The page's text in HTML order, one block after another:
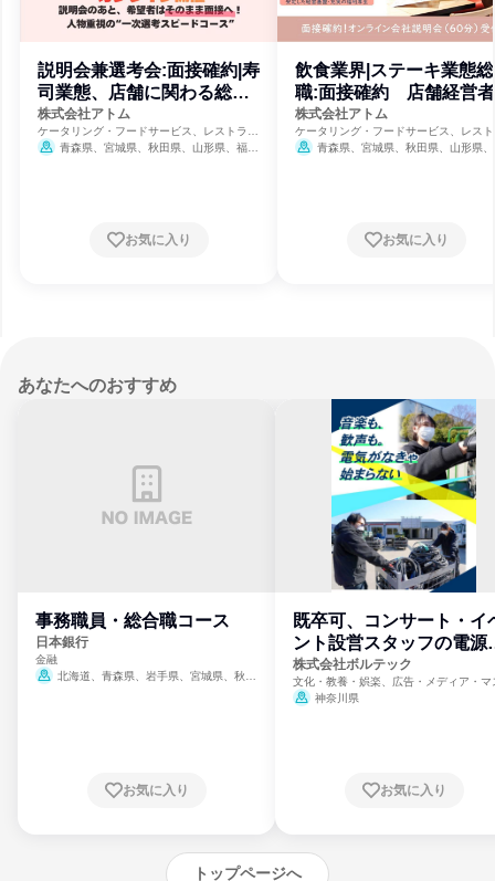
説明会兼選考会:面接確約|寿
司業態、店舗に関わる総合
職 AT
株式会社アトム
ケータリング・フードサービス、レストラ
ン・カフェ、飲食
青森県、宮城県、秋田県、山形県、福島
阪府、兵庫県、奈良県、山口県、福岡県、熊
8月31日締切
お気に入り
飲食業界|ステーキ業態
職:面接確約 店舗経営
道 AT
株式会社アトム
ケータリング・フードサービス、レス
ン・カフェ、飲食
青森県、宮城県、秋田県、山形県
阪府、兵庫県、奈良県、山口県、福岡
8月31日締切
お気に入り
あなたへのおすすめ
事務職員・総合職コース
日本銀行
金融
北海道、青森県、岩手県、宮城県、秋田
崎県、熊本県、大分県、宮崎県、鹿児島県、
お気に入り
既卒可、コンサート・イ
ント設営スタッフの電源
門
株式会社ボルテック
文化・教養・娯楽、広告・メディア・マ
ミ、電力・ガス・水道・エネルギー
神奈川県
お気に入り
トップページへ